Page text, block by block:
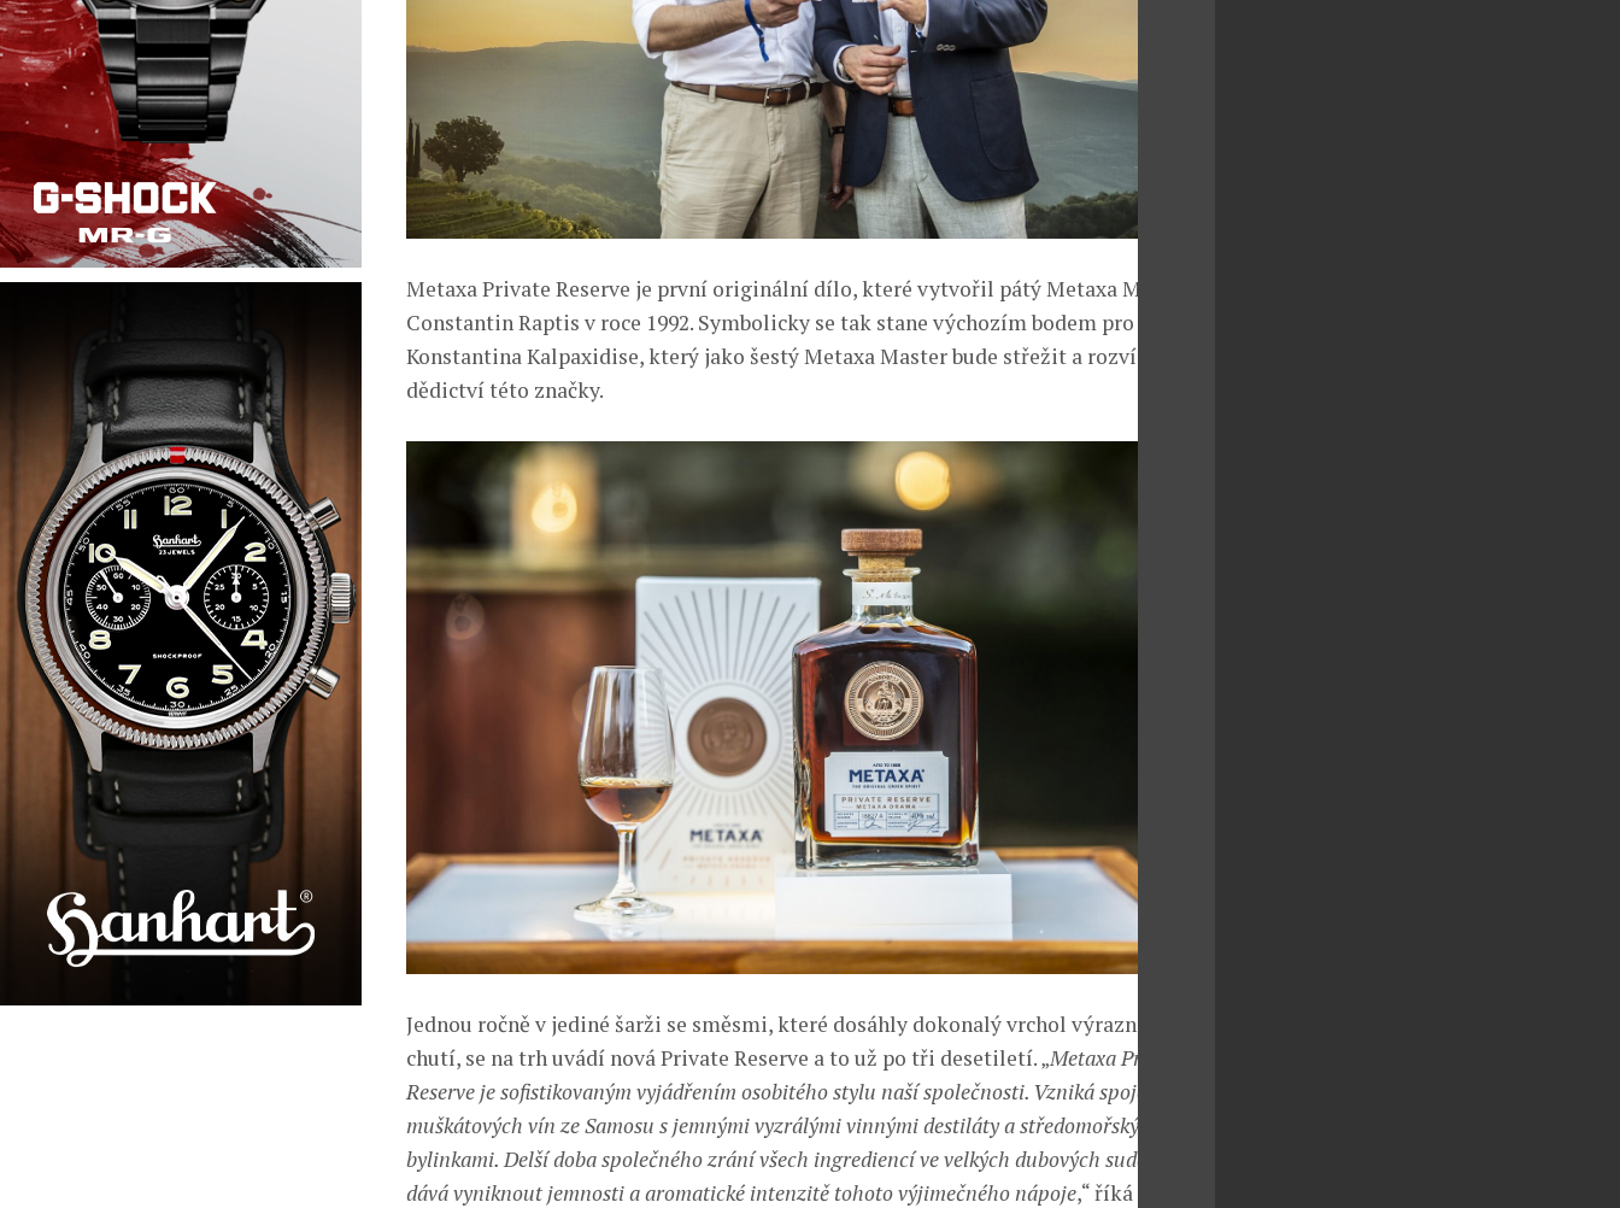
Metaxa Private Reserve je první originální dílo, které vytvořil pátý Metaxa Master
Constantin Raptis v roce 1992. Symbolicky se tak stane výchozím bodem pro
Konstantina Kalpaxidise, který jako šestý Metaxa Master bude střežit a rozvíjet
dědictví této značky.
Jednou ročně v jediné šarži se směsmi, které dosáhly dokonalý vrchol výraznosti
chutí, se na trh uvádí nová Private Reserve a to už po tři desetiletí. „Metaxa Private
Reserve je sofistikovaným vyjádřením osobitého stylu naší společnosti. Vzniká spojením
muškátových vín ze Samosu s jemnými vyzrálými vinnými destiláty a středomořskými
bylinkami. Delší doba společného zrání všech ingrediencí ve velkých dubových sudech
dává vyniknout jemnosti a aromatické intenzitě tohoto výjimečného nápoje,“ říká Costas